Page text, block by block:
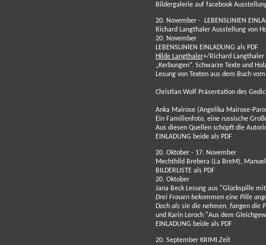
Bildergalerie auf facebook
20. November - LEBENSLINIEN
Richard Langthaler Ausstellung von
20. November
LEBENSLINIEN EINLADUNG als PDF
Hilde Langthaler+/ Richard Langthaler
„Kerbungen“. Schwarze Texte und
Lesung von Texten aus dem Buch
Christian Wolf Präsentation des
Anka Mairose (Angelika Mairose-
Ein Familienfoto, eine russische
Aus diesen Quellen schöpft die
EINLADUNG beide als PDF
20. Oktober - 17. November
Mechthild Brebera (La BreM),
BILDERLISTE als PDF
20. Oktober
Jana Beck Lesung aus "Glückspille
Drei Frauen bekommen eine Pille
Doch als sie die nehmen, fangen die
und Karin Leroch "Aus dem
EINLADUNG beide als PDF
20. September KRIMI.Zeit